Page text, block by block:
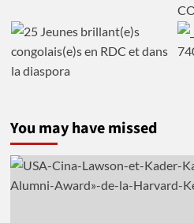
You may have missed